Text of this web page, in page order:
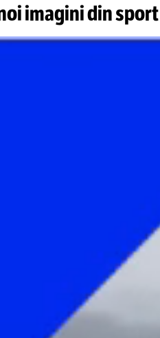
imagini din sport